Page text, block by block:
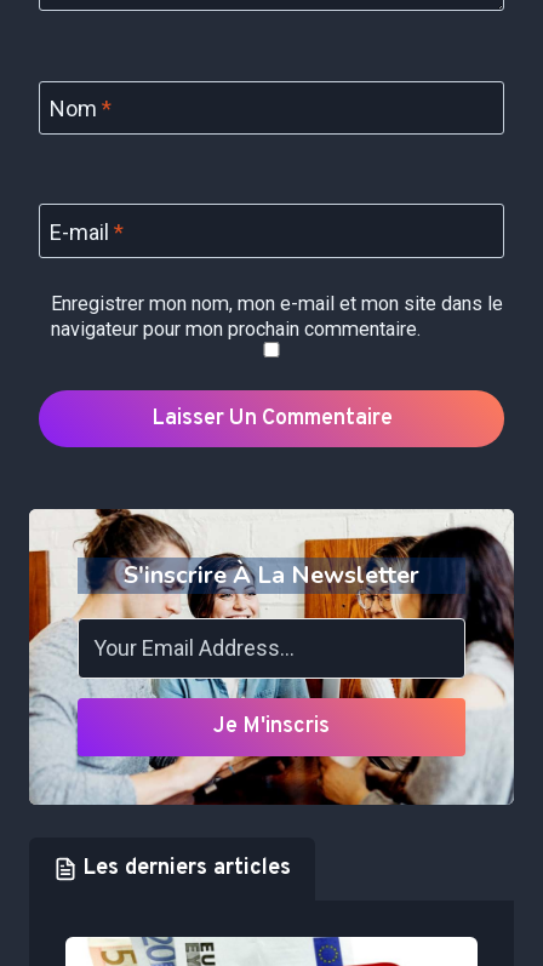
Nom *
E-mail *
Enregistrer mon nom, mon e-mail et mon site dans le
navigateur pour mon prochain commentaire.
S'inscrire À La Newsletter
Je M'inscris
Les derniers articles